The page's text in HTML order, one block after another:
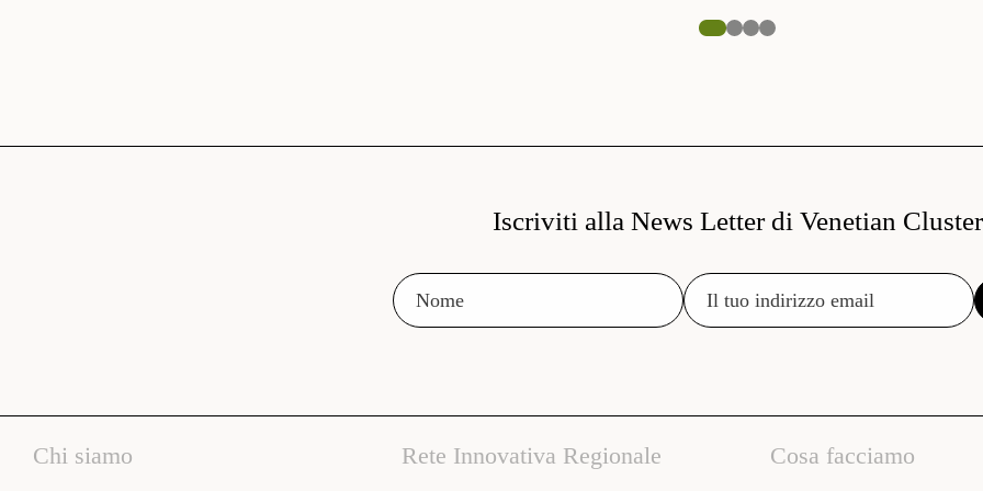
Iscriviti alla News Letter di Venetian Cluster
Chi siamo Rete Innovativa Regionale Cosa facciamo